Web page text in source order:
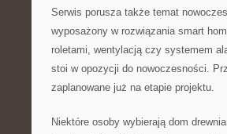
Serwis porusza także temat
wyposażony w rozwiązania smart
roletami, wentylacją czy systemem
stoi w opozycji do nowoczesności.
zaplanowane już na etapie projektu.
Niektóre osoby wybierają dom